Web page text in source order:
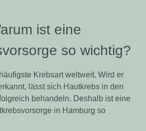
ist eine
so wichtig?
Krebsart weltweit. Wird er
lässt sich Hautkrebs in den
behandeln. Deshalb ist eine
in Hamburg so